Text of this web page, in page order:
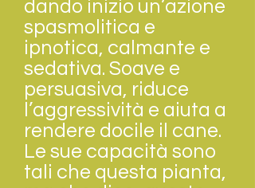
dando inizio un’azione
spasmolitica e
ipnotica, calmante e
sedativa. Soave e
persuasiva, riduce
l’aggressività e aiuta a
rendere docile il cane.
Le sue capacità sono
tali che questa pianta,